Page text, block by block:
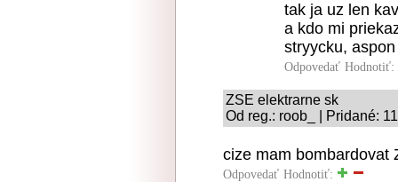
tak ja uz len
a kdo mi
stryycku,
Odpovedať Hodnotiť:
ZSE elektrarne sk
Od reg.: roob_ | Pridané:
cize mam bombardovat
Odpovedať Hodnotiť: